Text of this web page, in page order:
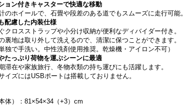
ョン付きキャスターで快適な移動
のホイールで、石畳や段差のある道でもスムーズに走行可能。
配慮した内装仕様
クロスストラップや小分け収納が便利なディバイダー付き。
裏地は取り外して洗えるので、清潔に保つことができます。
独で手洗い。中性洗剤使用推奨。乾燥機・アイロン不可）
たっぷり荷物を運ぶシーンに最適
滞在や家族旅行、冬物衣類の持ち運びにも活躍します。
イズにはUSBポートは搭載しておりません。
体）：81×54×34（+3）cm